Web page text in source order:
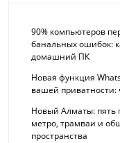
90% компьютеров
банальных ошибок:
домашний ПК
Новая функция
вашей приватности:
Новый Алматы: пять
метро, трамваи и
пространства